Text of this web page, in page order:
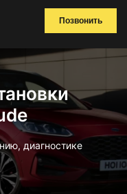
Позвонить
диагностике